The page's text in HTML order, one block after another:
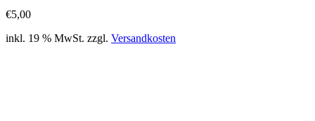
€5,00
inkl. 19 % MwSt. zzgl. Versandkosten